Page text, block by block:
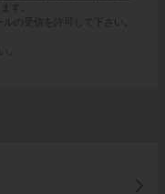
す。
の受信を許可して下さい。
。